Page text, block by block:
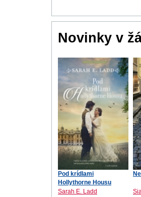
Novinky v
Pod krídlami
Hollythorne Housu
Sarah E. Ladd